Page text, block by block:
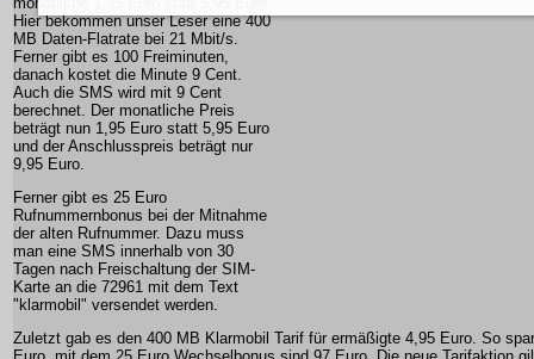
Hier bekommen unser Leser eine 400
MB Daten-Flatrate bei 21 Mbit/s.
Ferner gibt es 100 Freiminuten,
danach kostet die Minute 9 Cent.
Auch die SMS wird mit 9 Cent
berechnet. Der monatliche Preis
beträgt nun 1,95 Euro statt 5,95 Euro
und der Anschlusspreis beträgt nur
9,95 Euro.
Ferner gibt es 25 Euro
Rufnummernbonus bei der Mitnahme
der alten Rufnummer. Dazu muss
man eine SMS innerhalb von 30
Tagen nach Freischaltung der SIM-
Karte an die 72961 mit dem Text
"klarmobil" versendet werden.
Zuletzt gab es den 400 MB Klarmobil Tarif für ermäßigte 4,95 Euro. So